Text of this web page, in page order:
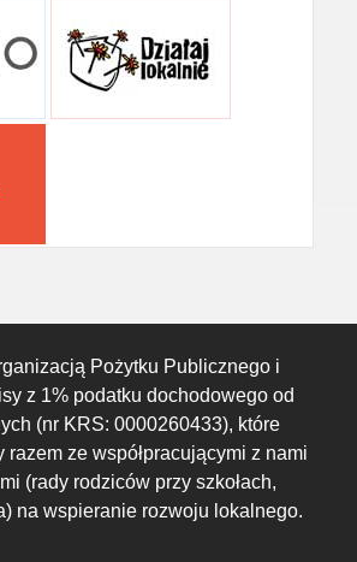
Pożytku Publicznego i
z 1% podatku dochodowego od
(nr KRS: 0000260433), które
razem ze współpracującymi z nami
(rady rodziców przy szkołach,
na wspieranie rozwoju lokalnego.